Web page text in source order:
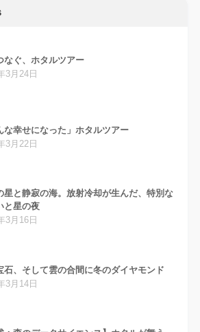
なぐ、ホタルツアー
3月24日
な幸せになった」ホタルツアー
3月22日
星と静寂の海。放射冷却が生んだ、特別な
と星の夜
3月16日
石、そして雲の合間に冬のダイヤモンド
3月14日